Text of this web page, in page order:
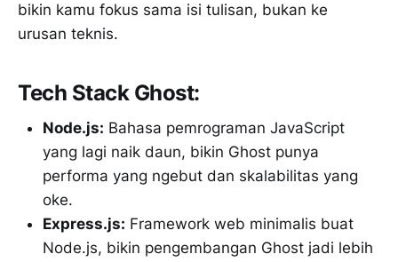
bikin kamu fokus sama isi tulisan, bukan ke
urusan teknis.
Tech Stack Ghost:
Node.js: Bahasa pemrograman JavaScript
yang lagi naik daun, bikin Ghost punya
performa yang ngebut dan skalabilitas yang
oke.
Express.js: Framework web minimalis buat
Node.js, bikin pengembangan Ghost jadi lebih